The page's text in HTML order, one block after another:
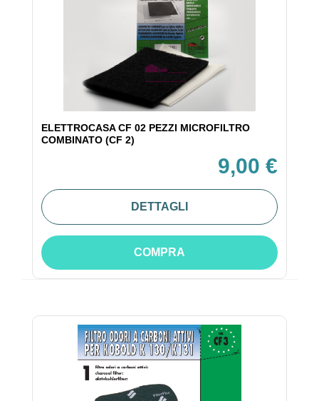
ELETTROCASA CF 02 PEZZI MICROFILTRO
COMBINATO (CF 2)
9,00 €
DETTAGLI
COMPRA